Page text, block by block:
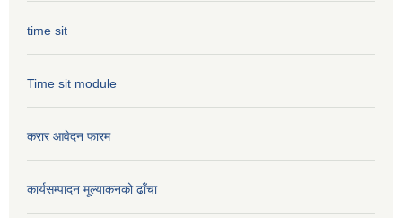
time sit
Time sit module
करार आवेदन फारम
कार्यसम्पादन मूल्या‌कनको ढाँचा